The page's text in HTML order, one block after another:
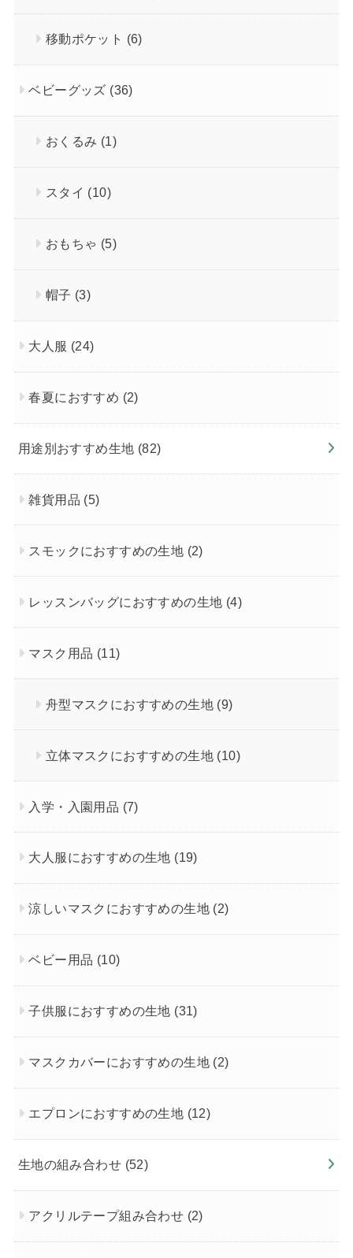
移動ポケット (6)
ベビーグッズ (36)
おくるみ (1)
スタイ (10)
おもちゃ (5)
帽子 (3)
大人服 (24)
春夏におすすめ (2)
用途別おすすめ生地 (82)
雑貨用品 (5)
スモックにおすすめの生地 (2)
レッスンバッグにおすすめの生地 (4)
マスク用品 (11)
舟型マスクにおすすめの生地 (9)
立体マスクにおすすめの生地 (10)
入学・入園用品 (7)
大人服におすすめの生地 (19)
涼しいマスクにおすすめの生地 (2)
ベビー用品 (10)
子供服におすすめの生地 (31)
マスクカバーにおすすめの生地 (2)
エプロンにおすすめの生地 (12)
生地の組み合わせ (52)
アクリルテープ組み合わせ (2)